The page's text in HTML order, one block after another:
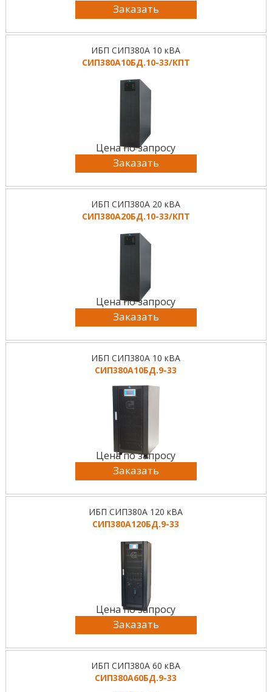
Заказать
ИБП СИП380А 10 кВА
СИП380А10БД.10-33/КПТ
Цена по запросу
Заказать
ИБП СИП380А 20 кВА
СИП380А20БД.10-33/КПТ
Цена по запросу
Заказать
ИБП СИП380А 10 кВА
СИП380А10БД.9-33
Цена по запросу
Заказать
ИБП СИП380А 120 кВА
СИП380А120БД.9-33
Цена по запросу
Заказать
ИБП СИП380А 60 кВА
СИП380А60БД.9-33